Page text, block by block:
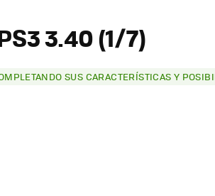
3.40 (1/7)
SUS CARACTERÍSTICAS Y